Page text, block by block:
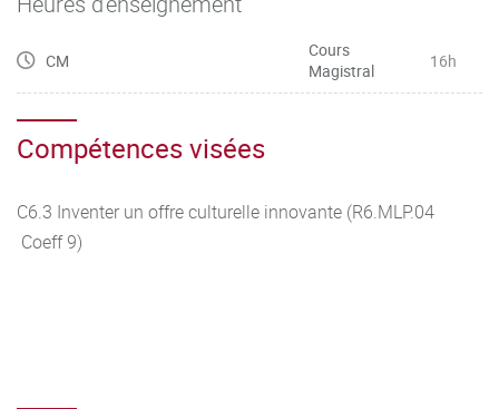
CM
Cours
Magistral
16h
Compétences visées
C6.3 Inventer un offre culturelle innovante (R6.MLP.04
Coeff 9)